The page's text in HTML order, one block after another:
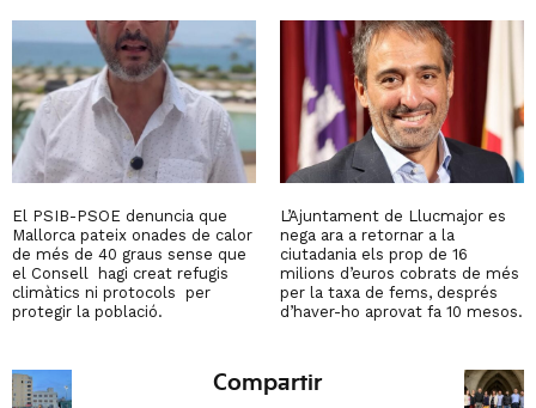
El PSIB-PSOE denuncia que
Mallorca pateix onades de calor
de més de 40 graus sense que
el Consell hagi creat refugis
climàtics ni protocols per
protegir la població.
L’Ajuntament de Llucmajor es
nega ara a retornar a la
ciutadania els prop de 16
milions d’euros cobrats de més
per la taxa de fems, després
d’haver-ho aprovat fa 10 mesos.
Compartir